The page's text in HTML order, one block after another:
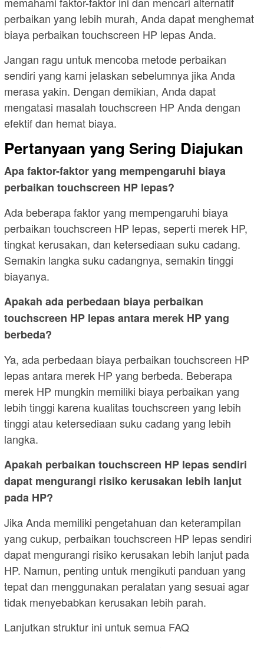
perbaikan yang lebih murah, Anda dapat menghemat
biaya perbaikan touchscreen HP lepas Anda.
Jangan ragu untuk mencoba metode perbaikan
sendiri yang kami jelaskan sebelumnya jika Anda
merasa yakin. Dengan demikian, Anda dapat
mengatasi masalah touchscreen HP Anda dengan
efektif dan hemat biaya.
Pertanyaan yang Sering Diajukan
Apa faktor-faktor yang mempengaruhi biaya
perbaikan touchscreen HP lepas?
Ada beberapa faktor yang mempengaruhi biaya
perbaikan touchscreen HP lepas, seperti merek HP,
tingkat kerusakan, dan ketersediaan suku cadang.
Semakin langka suku cadangnya, semakin tinggi
biayanya.
Apakah ada perbedaan biaya perbaikan
touchscreen HP lepas antara merek HP yang
berbeda?
Ya, ada perbedaan biaya perbaikan touchscreen HP
lepas antara merek HP yang berbeda. Beberapa
merek HP mungkin memiliki biaya perbaikan yang
lebih tinggi karena kualitas touchscreen yang lebih
tinggi atau ketersediaan suku cadang yang lebih
langka.
Apakah perbaikan touchscreen HP lepas sendiri
dapat mengurangi risiko kerusakan lebih lanjut
pada HP?
Jika Anda memiliki pengetahuan dan keterampilan
yang cukup, perbaikan touchscreen HP lepas sendiri
dapat mengurangi risiko kerusakan lebih lanjut pada
HP. Namun, penting untuk mengikuti panduan yang
tepat dan menggunakan peralatan yang sesuai agar
tidak menyebabkan kerusakan lebih parah.
Lanjutkan struktur ini untuk semua FAQ